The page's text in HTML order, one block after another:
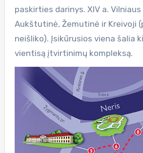
paskirties darinys. XIV a.
Aukštutinė, Žemutinė ir Kreivoji
neišliko). Įsikūrusios viena šalia
vientisą įtvirtinimų kompleksą.